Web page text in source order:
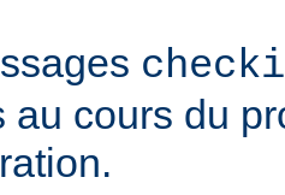
au cours du